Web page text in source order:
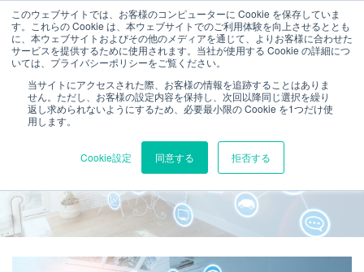
このウェブサイトでは、お客様のコンピューターに Cookie を保存していま
す。これらの Cookie は、本ウェブサイトでのご利用体験を向上させるととも
に、本ウェブサイトおよびその他のメディアを通じて、よりお客様に合わせた
サービスを提供するために使用されます。当社が使用する Cookie の詳細につ
いては、プライバシーポリシーをご覧ください。
当サイトにアクセスされた際、お客様の情報を追跡することはありま
せん。ただし、お客様の設定内容を保持し、次回以降同じ選択を繰り
返し求められないようにするため、必要最小限の Cookie を1つだけ使
用します。
Cookie設定 同意する 拒否する
IoTにおける相互運用性とは？